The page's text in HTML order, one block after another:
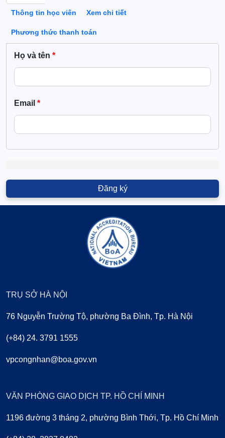
Thông tin học viên Xem chi tiết
Phương thức thanh toán
Họ và tên
Email
TRỤ SỞ HÀ NỘI
76 Nguyễn Trường Tộ, phường Ba Đình, Tp. Hà Nội
(+84) 24. 3791 1555
vpcongnhan@boa.gov.vn
VĂN PHÒNG GIAO DỊCH TP. HỒ CHÍ MINH
1196 đường 3 tháng 2, phường Bình Thới, Tp. Hồ Chí Minh